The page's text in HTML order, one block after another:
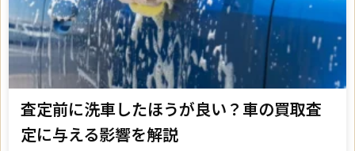
査定前に洗車したほうが良い？車の買取査
定に与える影響を解説